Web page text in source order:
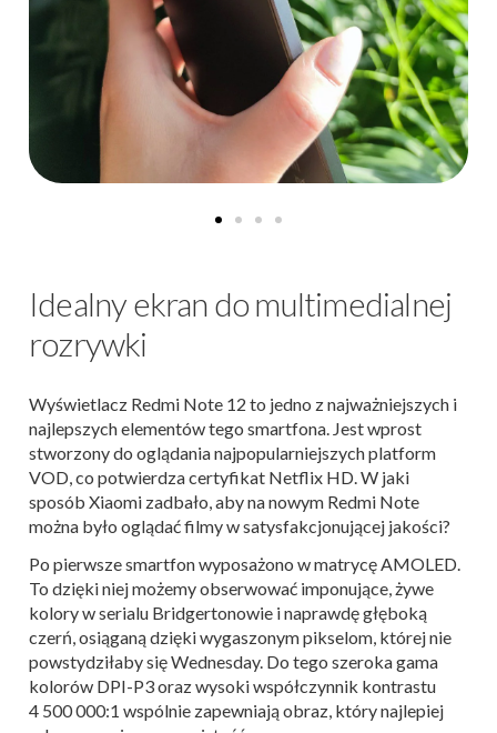
Idealny ekran do multimedialnej
rozrywki
Wyświetlacz Redmi Note 12 to jedno z najważniejszych i
najlepszych elementów tego smartfona. Jest wprost
stworzony do oglądania najpopularniejszych platform
VOD, co potwierdza certyfikat Netflix HD. W jaki
sposób Xiaomi zadbało, aby na nowym Redmi Note
można było oglądać filmy w satysfakcjonującej jakości?
Po pierwsze smartfon wyposażono w matrycę AMOLED.
To dzięki niej możemy obserwować imponujące, żywe
kolory w serialu Bridgertonowie i naprawdę głęboką
czerń, osiąganą dzięki wygaszonym pikselom, której nie
powstydziłaby się Wednesday. Do tego szeroka gama
kolorów DPI-P3 oraz wysoki współczynnik kontrastu
4 500 000:1 wspólnie zapewniają obraz, który najlepiej